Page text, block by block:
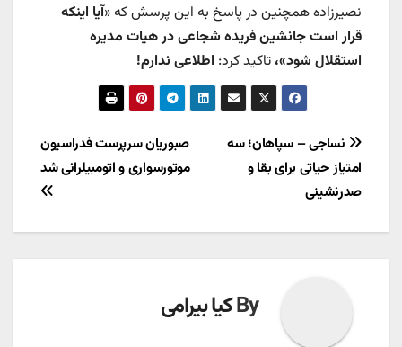
نصیرزاده همچنین در پاسخ به این پرسش که «آیا اینکه
قرار است جانشین فریده شجاعی در هیات مدیره
استقلال شود»، تاکید کرد: اطلاعی ندارم!
راهبری
نوشته
صبوریان سرپرست فدراسیون
موتورسواری و اتومبیلرانی شد
نساجی – سپاهان؛ سه
امتیاز حیاتی برای بقا و
صدرنشینی
Byکیا بیرامی